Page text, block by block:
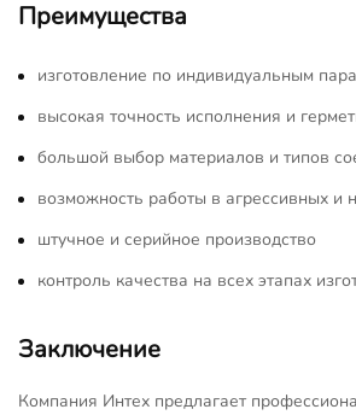
Преимущества
изготовление по индивидуальным
высокая точность исполнения и
большой выбор материалов и типов
возможность работы в агрессивных и
штучное и серийное производство
контроль качества на всех этапах
Заключение
Компания Интех предлагает